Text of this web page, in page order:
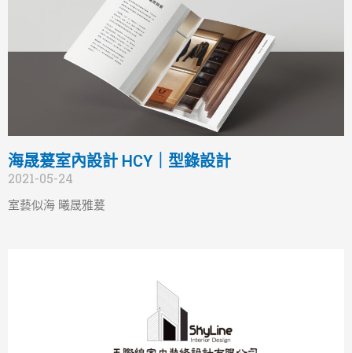
海晟萲室內設計 HCY｜型錄設計
2021-05-24
室藝似海 曦晟雅萲